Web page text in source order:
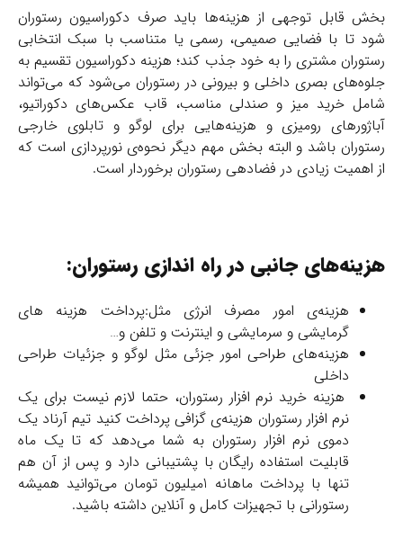
بخش قابل توجهی از هزینه‌ها باید صرف دکوراسیون رستوران
شود تا با فضایی صمیمی، رسمی یا متناسب با سبک انتخابی
رستوران مشتری را به خود جذب کند؛ هزینه دکوراسیون تقسیم به
جلوه‌های بصری داخلی و بیرونی در رستوران می‌شود که می‌تواند
شامل خرید میز و صندلی مناسب، قاب عکس‌های دکوراتیو،
آباژورهای رومیزی و هزینه‌هایی برای لوگو و تابلوی خارجی
رستوران باشد و البته بخش مهم دیگر نحوه‌ی نورپردازی است که
از اهمیت زیادی در فضادهی رستوران برخوردار است.
هزینه‌‌های جانبی در راه اندازی رستوران:
هزینه‌ی امور مصرف انرژی مثل:پرداخت هزینه های
گرمایشی و سرمایشی و اینترنت و تلفن و…
هزینه‌های طراحی امور جزئی مثل لوگو و جزئیات طراحی
داخلی
هزینه خرید نرم افزار رستوران، حتما لازم نیست برای یک
نرم افزار رستوران هزینه‌ی گزافی پرداخت کنید تیم آرناد یک
دموی نرم افزار رستوران به شما می‌دهد که تا یک ماه
قابلیت استفاده رایگان با پشتیبانی دارد و پس از آن هم
تنها با پرداخت ماهانه 1میلیون تومان می‌توانید همیشه
رستورانی با تجهیزات کامل و آنلاین داشته باشید.